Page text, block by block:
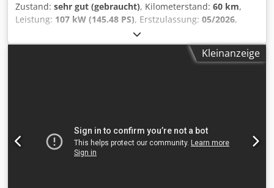
Zustand: sehr gut (gebraucht), Kilometerstand: 60 km,
Leistung: 107 kW (145.48 PS), Erstzulassung: 05/2026,
, Gesamtgewicht:
Prüfung (TÜV):02/2024, Emissionsklasse:Euro6,
ABS, Allwetterreifen, Klimaanlage, Döner /
Kurzfristig lieferbar . Weitere oder andere Ausstattungen
möglich nach Absprache .
Kleinanzeige